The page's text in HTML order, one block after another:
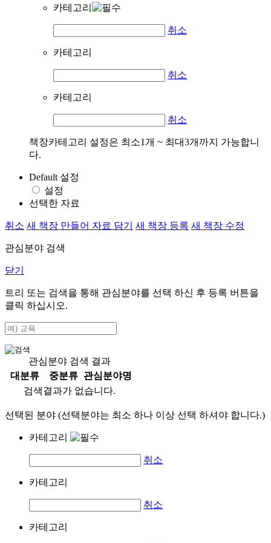
카테고리
취소
카테고리
취소
카테고리
취소
책장카테고리 설정은 최소1개 ~ 최대3개까지 가능합니
다.
Default 설정
설정
선택한 자료
취소 새 책장 만들어 자료 담기 새 책장 등록 새 책장 수정
관심분야 검색
닫기
트리 또는 검색을 통해 관심분야를 선택 하신 후 등록 버튼을
클릭 하십시오.
관심분야 검색 결과
대분류
중분류
관심분야명
검색결과가 없습니다.
선택된 분야 (선택분야는 최소 하나 이상 선택 하셔야 합니다.)
카테고리
취소
카테고리
취소
카테고리